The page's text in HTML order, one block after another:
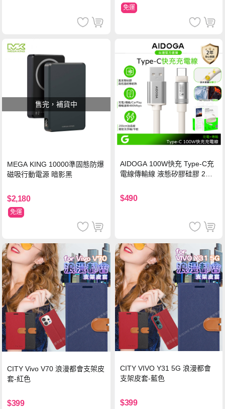
免運
售完，補貨中
MEGA KING 10000準固態防爆
磁吸行動電源 暗影黑
$2,180
免運
AIDOGA 100W快充 Type-C充
電線傳輸線 液態矽膠硅膠 2M
$490
CITY Vivo V70 浪漫都會支架皮
套-紅色
$399
CITY VIVO Y31 5G 浪漫都會
支架皮套-藍色
$399